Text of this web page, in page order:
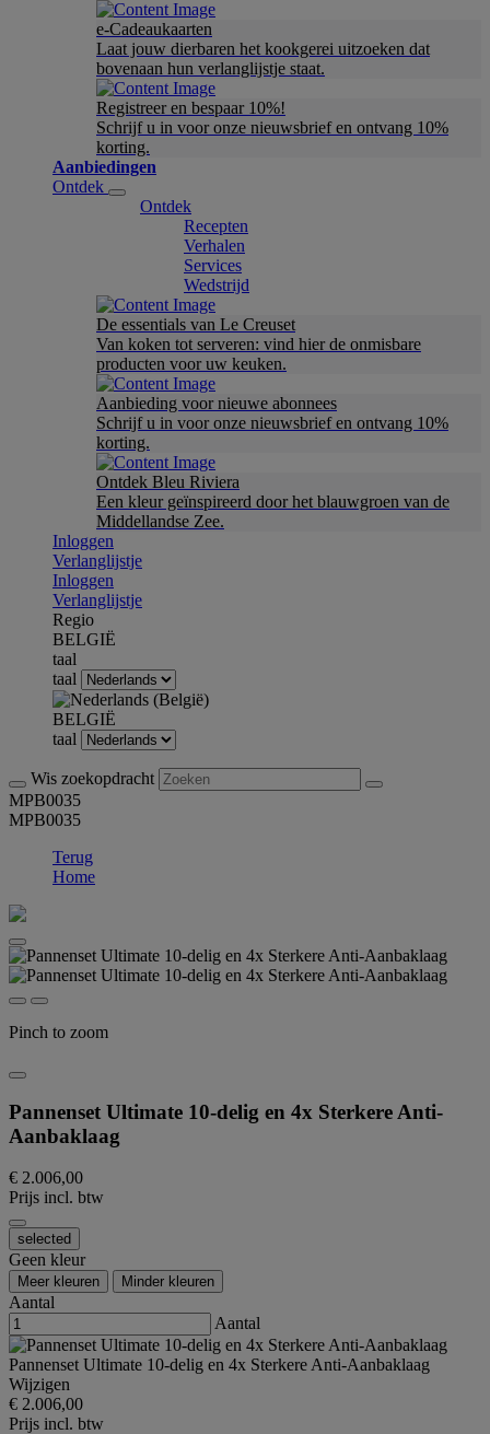
e-Cadeaukaarten
Laat jouw dierbaren het kookgerei uitzoeken dat
bovenaan hun verlanglijstje staat.
Registreer en bespaar 10%!
Schrijf u in voor onze nieuwsbrief en ontvang 10%
korting.
Aanbiedingen
Ontdek
Ontdek
Recepten
Verhalen
Services
Wedstrijd
De essentials van Le Creuset
Van koken tot serveren: vind hier de onmisbare
producten voor uw keuken.
Aanbieding voor nieuwe abonnees
Schrijf u in voor onze nieuwsbrief en ontvang 10%
korting.
Ontdek Bleu Riviera
Een kleur geïnspireerd door het blauwgroen van de
Middellandse Zee.
Inloggen
Verlanglijstje
Inloggen
Verlanglijstje
Regio
BELGIË
taal
taal
BELGIË
taal
Wis zoekopdracht
MPB0035
MPB0035
Terug
Home
Pinch to zoom
Pannenset Ultimate 10-delig en 4x Sterkere Anti-
Aanbaklaag
€ 2.006,00
Prijs incl. btw
selected
Geen kleur
Meer kleuren Minder kleuren
Aantal
Aantal
Pannenset Ultimate 10-delig en 4x Sterkere Anti-Aanbaklaag
Wijzigen
€ 2.006,00
Prijs incl. btw